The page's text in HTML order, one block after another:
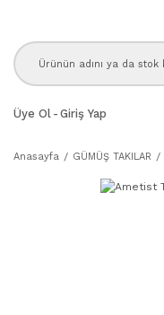
Üye Ol - Giriş Yap
Anasayfa GÜMÜŞ TAKILAR